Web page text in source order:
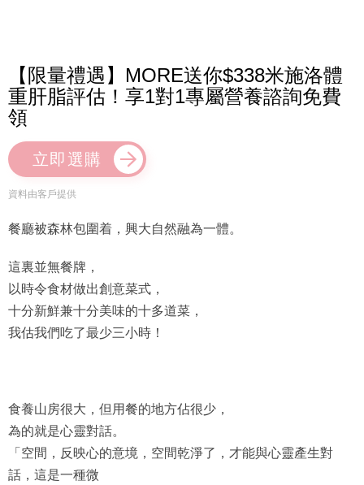
【限量禮遇】MORE送你$338米施洛體
重肝脂評估！享1對1專屬營養諮詢免費
領
立即選購
資料由客戶提供
餐廳被森林包圍着，興大自然融為一體。
這裏並無餐牌，
以時令食材做出創意菜式，
十分新鮮兼十分美味的十多道菜，
我估我們吃了最少三小時！
食養山房很大，但用餐的地方佔很少，
為的就是心靈對話。
「空間，反映心的意境，空間乾淨了，才能與心靈產生對
話，這是一種微